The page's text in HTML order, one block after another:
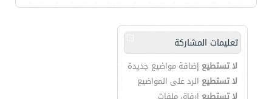
تعليمات المشاركة
لا تستطيع إضافة مواضيع جديدة
لا تستطيع الرد على المواضيع